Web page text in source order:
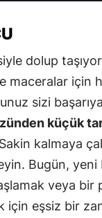
dolup
maceralar için
sizi
küçük
kalmaya
Bugün, yeni
veya bir
için eşsiz bir